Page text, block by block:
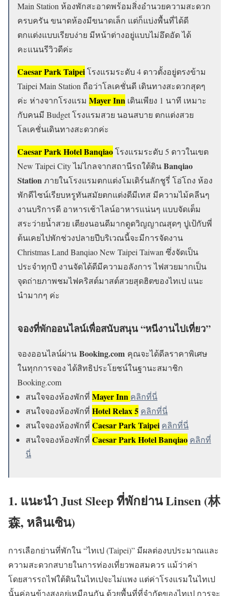
Main Station ห้องพักสะอาดพร้อมสิ่งอำนวยความสะดวก
ครบครัน ขนาดห้องมีขนาดเล็ก แต่ก็แบ่งพื้นที่ได้ดี
ตกแต่งแบบเรียบง่าย มีหน้าต่างอยู่แบบไม่อึดอัด ได้
คะแนนรีวิวดีค่ะ
Caesar Park Taipeiโรงแรมระดับ 4 ดาวตั้งอยู่ตรงข้าม
Taipei Main Station ถือว่าโลเคชั่นดี เดินทางสะดวกสุดๆ
ค่ะ ห่างจากโรงแรม Mayer Inn เดินเพียง 1 นาที เหมาะ
กับคนมี Budget โรงแรมสวย นอนสบาย ตกแต่งสวย
โลเคชั่นเดินทางสะดวกค่ะ
Caesar Park Hotel Banqiaoโรงแรมระดับ 5 ดาวในเขต
New Taipei City ไม่ไกลจากสถานีรถใต้ดินBanqiao
Stationภายในโรงแรมตกแต่งโมเดิร์นลักชูรี่ โอ่โถง ห้อง
พักดีไซน์เรียบหรูทันสมัยตกแต่งดีมีเทส มีความไม้คลีนๆ
งานบริการดี อาหารเช้าไลน์อาหารแน่นๆ แบบจัดเต็ม
สระว่ายน้ำสวย เตียงนอนดีมากดูดวิญญาณสุดๆ ปูเป้กับพี่
ต้นเคยไปพักช่วงปลายปีบริเวณนี้จะมีการจัดงาน
Christmas Land Banqiao New Taipei Taiwan ซึ่งจัดเป็น
ประจำทุกปี งานจัดได้ดีมีความอลังการ ไฟสวยมากเป็น
จุดถ่ายภาพชมไฟคริสต์มาสต์สวยสุดฮิตของไทเป แนะ
นำมากๆ ค่ะ
จองที่พักออนไลน์เพื่อสนับสนุน “หนีงานไปเที่ยว”
จองออนไลน์ผ่าน Booking.com คุณจะได้ดีลราคาพิเศษ
ในทุกการจอง ได้สิทธิประโยชน์ในฐานะสมาชิก
Booking.com
สนใจจองห้องพักที่ Mayer Inn คลิกที่นี่
สนใจจองห้องพักที่ Hotel Relax 5 คลิกที่นี่
สนใจจองห้องพักที่ Caesar Park Taipei คลิกที่นี่
สนใจจองห้องพักที่ Caesar Park Hotel Banqiao คลิกที่
นี่
1. แนะนำ Just Sleep ที่พักย่าน Linsen (林
森, หลินเซิน)
การเลือกย่านที่พักใน “ไทเป (Taipei)” มีผลต่องบประมาณและ
ความสะดวกสบายในการท่องเที่ยวพอสมควร แม้ว่าค่า
โดยสารรถไฟใต้ดินในไทเปจะไม่แพง แต่ค่าโรงแรมในไทเป
นั้นค่อนข้างสูงอยู่เหมือนกัน ด้วยพื้นที่ที่จำกัดของไทเป การจะ